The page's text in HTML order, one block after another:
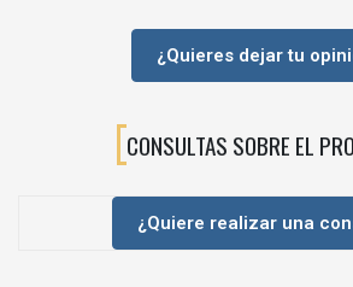
¿Quieres dejar tu
CONSULTAS SOBRE EL
¿Quiere realizar una